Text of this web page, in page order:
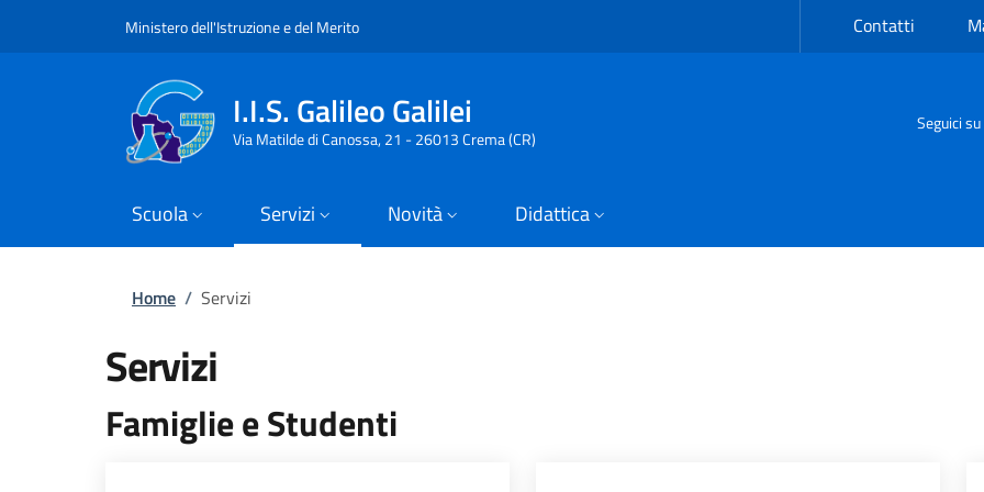
Ministero dell'Istruzione e del MeritoSlim top Contatti
I.I.S. Galileo Galilei
Via Matilde di Canossa, 21 - 26013 Crema (CR)
Seguici su
Scuola Servizi Novità Didattica
Briciole di pane
Home / Servizi
Servizi
Famiglie e Studenti